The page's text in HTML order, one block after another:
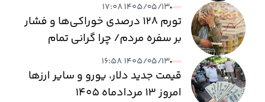
۱۴۰۵/۰۵/۱۳ ۱۷:۰۸
تورم ۱۲۸ درصدی خوراکی‌ها و فشار
بر سفره مردم/ چرا گرانی تمام
نمی‌شود؟
۱۴۰۵/۰۵/۱۳ ۱۶:۵۸
قیمت جدید دلار، یورو و سایر ارزها
امروز ۱۳ مردادماه ۱۴۰۵